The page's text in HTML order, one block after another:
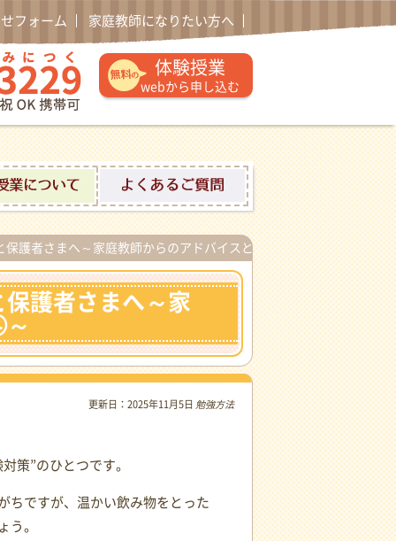
フォーム 家庭教師になりたい方へ
通話無料 0120-52-3229 午後1時〜午後10時土日祝日
体験授業
webから申し込む
フィール 体験授業について よくあるご質問
保護者さまへ～家庭教師からのアドバイスとメッセージ④～
護者さまへ～家
更新日： 2025年11月5日 勉強方法
策”のひとつです。
ちですが、温かい飲み物をとった
う。